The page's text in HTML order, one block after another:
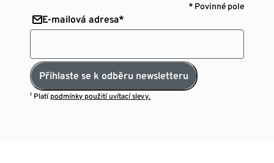
* Povinné pole
E-mailová adresa*
Přihlaste se k odběru newsletteru
¹ Platí podmínky použití uvítací slevy.